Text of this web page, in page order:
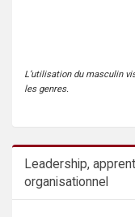
L’utilisation du masculin
les genres.
Leadership,
organisationnel